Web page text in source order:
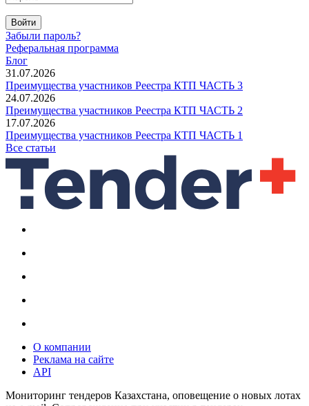
Войти
Забыли пароль?
Реферальная программа
Блог
31.07.2026
Преимущества участников Реестра КТП ЧАСТЬ 3
24.07.2026
Преимущества участников Реестра КТП ЧАСТЬ 2
17.07.2026
Преимущества участников Реестра КТП ЧАСТЬ 1
Все статьи
О компании
Реклама на сайте
API
Мониторинг тендеров Казахстана, оповещение о новых лотах